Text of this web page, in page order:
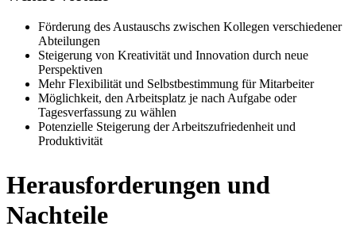
Förderung des Austauschs zwischen Kollegen verschiedener
Abteilungen
Steigerung von Kreativität und Innovation durch neue
Perspektiven
Mehr Flexibilität und Selbstbestimmung für Mitarbeiter
Möglichkeit, den Arbeitsplatz je nach Aufgabe oder
Tagesverfassung zu wählen
Potenzielle Steigerung der Arbeitszufriedenheit und
Produktivität
Herausforderungen und
Nachteile